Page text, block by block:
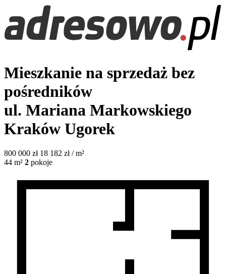
Mieszkanie na sprzedaż bez
pośredników
ul. Mariana Markowskiego
Kraków Ugorek
800 000 zł 18 182 zł / m²
44 m² 2 pokoje